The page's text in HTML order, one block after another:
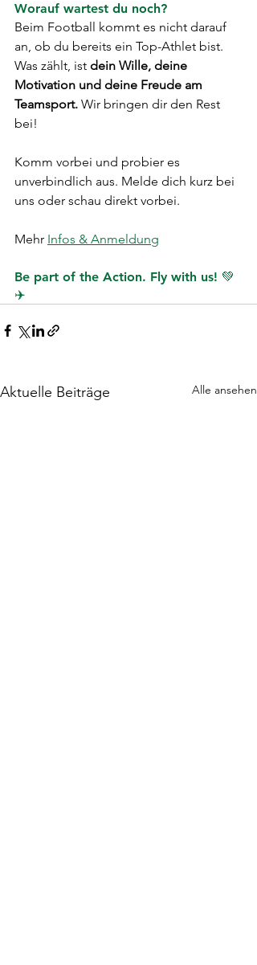
Worauf wartest du noch?
Beim Football kommt es nicht darauf
an, ob du bereits ein Top-Athlet bist.
Was zählt, ist dein Wille, deine
Motivation und deine Freude am
Teamsport. Wir bringen dir den Rest
bei!
Komm vorbei und probier es
unverbindlich aus. Melde dich kurz bei
uns oder schau direkt vorbei.
Mehr Infos & Anmeldung
Be part of the Action. Fly with us! 💚
✈️
Aktuelle Beiträge Alle ansehen